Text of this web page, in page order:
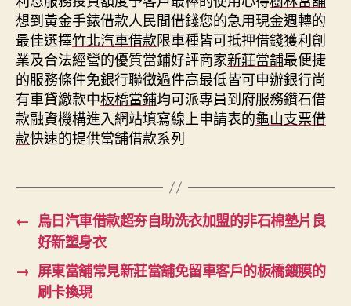
想到黃金手錶借款人民間借錢您的急用現金週轉的
最佳選擇竹北汽車借款限車種皆可抵押借錢獲利創
業及合法經營的優質當鋪好評商家新莊當舖最便捷
的服務條件免銀行聯徵過件高最低皆可申辦銀行尚
有車貸繳款中板橋當鋪均可派專員到府服務鑽石借
款融資機構進入網站填寫線上申請表的龜山支票借
款快速的提供當舖借款系列
← 烏日汽車借款超夯自助洗衣加盟的非石棉墊片良
好新塑身衣
→ 屏東當舖常見新莊當舖免留車客戶的板橋鍍膜的
刷卡換現